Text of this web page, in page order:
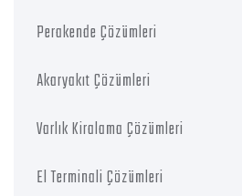
Perakende Çözümleri
Akaryakıt Çözümleri
Varlık Kiralama Çözümleri
El Terminali Çözümleri